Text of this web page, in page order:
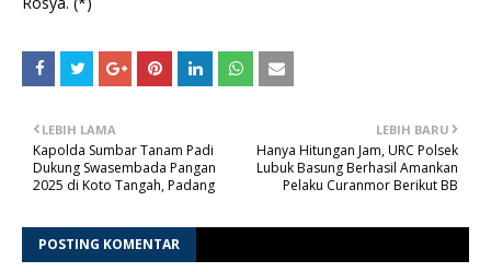
LEBIH BARU
Hanya Hitungan Jam, URC Polsek
Lubuk Basung Berhasil Amankan
Pelaku Curanmor Berikut BB
LEBIH LAMA
Kapolda Sumbar Tanam Padi
Dukung Swasembada Pangan
2025 di Koto Tangah, Padang
POSTING KOMENTAR